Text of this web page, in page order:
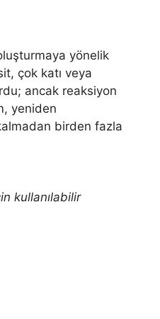
yönelik
çok katı veya
ancak reaksiyon
yeniden
birden fazla
kullanılabilir